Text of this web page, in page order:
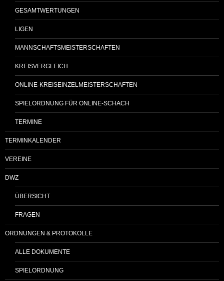
GESAMTWERTUNGEN
LIGEN
MANNSCHAFTSMEISTERSCHAFTEN
KREISVERGLEICH
ONLINE-KREISEINZELMEISTERSCHAFTEN
SPIELORDNUNG FÜR ONLINE-SCHACH
TERMINE
TERMINKALENDER
VEREINE
DWZ
ÜBERSICHT
FRAGEN
ORDNUNGEN & PROTOKOLLE
ALLE DOKUMENTE
SPIELORDNUNG